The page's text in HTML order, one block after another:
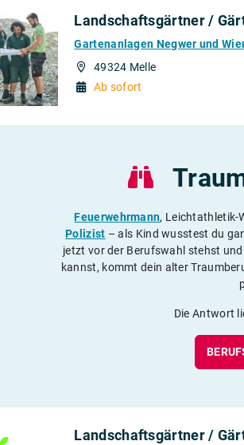
Landschaftsgärtner /
Gartenanlagen Negwer und
49324 Melle
Ab sofort
Feuerwehrmann, Leichtathletik-
Polizist – als Kind wusstest du
jetzt vor der Berufswahl stehst
kannst, kommt dein alter
Die Antwort
Landschaftsgärtner /